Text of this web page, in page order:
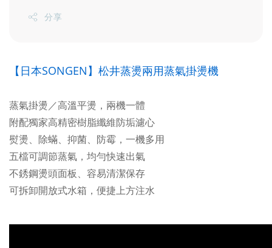
分享
【日本SONGEN】松井蒸燙兩用蒸氣掛燙機
蒸氣掛燙／高溫平燙，兩機一體
附配獨家高精密樹脂纖維防垢濾心
熨燙、除蟎、抑菌、防霉，一機多用
五檔可調節蒸氣，均勻快速出氣
不銹鋼燙頭面板、容易清潔保存
可拆卸開放式水箱，便捷上方注水